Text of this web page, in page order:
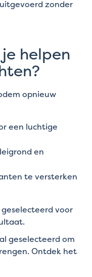
zonder
helpen
opnieuw
een luchtige
en
te versterken
voor
geselecteerd om
Ontdek het